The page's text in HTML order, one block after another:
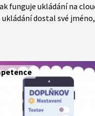
funguje ukládání na
dostal své